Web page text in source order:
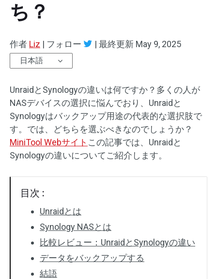
ち？
作者 Liz | フォロー | 最終更新 May 9, 2025
日本語
UnraidとSynologyの違いは何ですか？多くの人が
NASデバイスの選択に悩んでおり、Unraidと
Synologyはバックアップ用途の代表的な選択肢で
す。では、どちらを選ぶべきなのでしょうか？
MiniTool Webサイト この記事では、Unraidと
Synologyの違いについてご紹介します。
目次 :
Unraidとは
Synology NASとは
比較レビュー：UnraidとSynologyの違い
データをバックアップする
結語